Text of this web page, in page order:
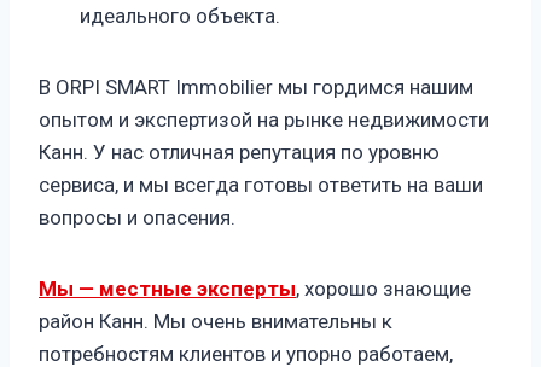
идеального объекта.
В ORPI SMART Immobilier мы гордимся нашим
опытом и экспертизой на рынке недвижимости
Канн. У нас отличная репутация по уровню
сервиса, и мы всегда готовы ответить на ваши
вопросы и опасения.
Мы — местные эксперты, хорошо знающие
район Канн. Мы очень внимательны к
потребностям клиентов и упорно работаем,